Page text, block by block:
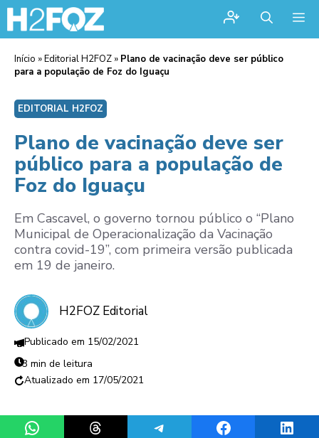
Início »Editorial H2FOZ » Plano de vacinação deve ser público
para a população de Foz do Iguaçu
EDITORIAL H2FOZ
Plano de vacinação deve ser
público para a população de
Foz do Iguaçu
Em Cascavel, o governo tornou público o “Plano
Municipal de Operacionalização da Vacinação
contra covid-19”, com primeira versão publicada
em 19 de janeiro.
H2FOZ Editorial
15/02/2021
3 min de leitura
17/05/2021
Share on WhatsAppShare on ThreadsShare on TelegramShare on Facebook